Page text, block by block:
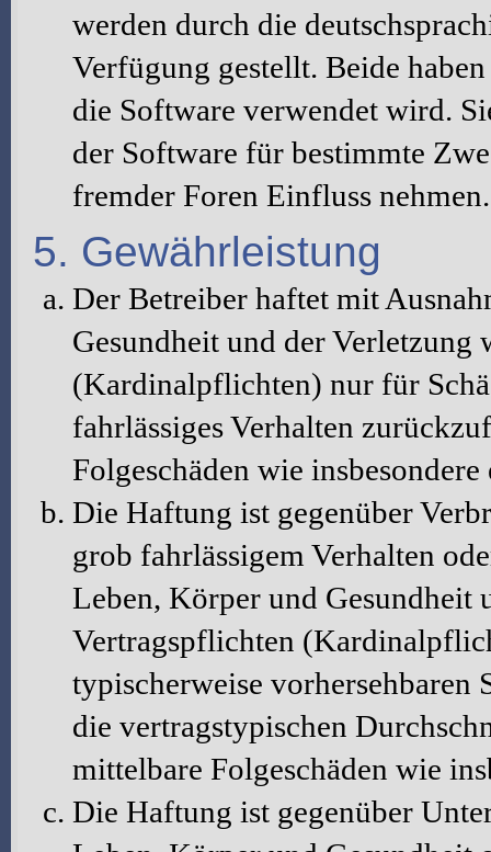
werden durch die
Verfügung gestellt. Beide
die Software verwendet wird.
der Software für bestimmte
fremder Foren Einfluss nehmen.
5. Gewährleistung
Der Betreiber haftet mit
Gesundheit und der
(Kardinalpflichten) nur für
fahrlässiges Verhalten
Folgeschäden wie
Die Haftung ist gegenüber
grob fahrlässigem Verhalten
Leben, Körper und Gesundheit
Vertragspflichten
typischerweise vorhersehbaren
die vertragstypischen
mittelbare Folgeschäden wie
Die Haftung ist gegenüber